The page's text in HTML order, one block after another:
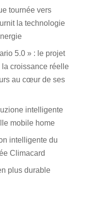
tournée vers
la technologie
5.0 » : le projet
la croissance réelle
au cœur de ses
intelligente
mobile home
intelligente du
Climacard
plus durable